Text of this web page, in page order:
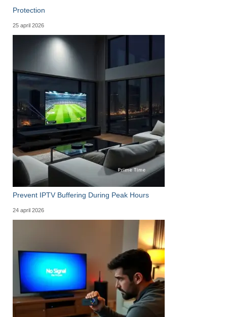
Protection
25 april 2026
Prevent IPTV Buffering During Peak Hours
24 april 2026